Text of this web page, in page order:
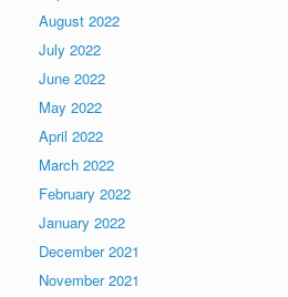
August 2022
July 2022
June 2022
May 2022
April 2022
March 2022
February 2022
January 2022
December 2021
November 2021